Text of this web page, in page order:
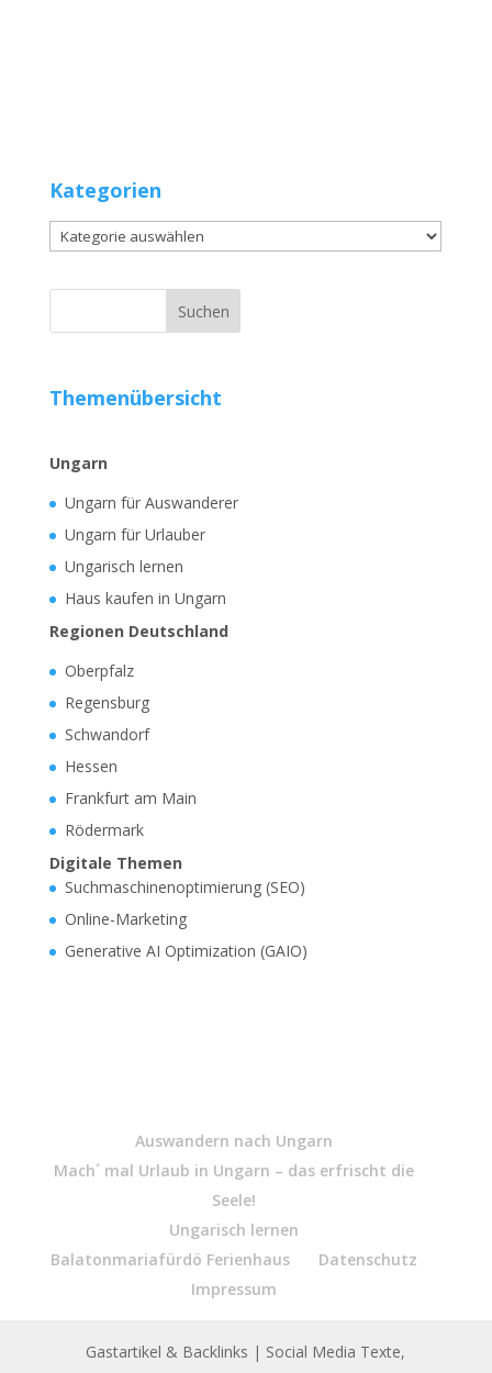
Kategorien
Kategorien
Themenübersicht
Ungarn
Ungarn für Auswanderer
Ungarn für Urlauber
Ungarisch lernen
Haus kaufen in Ungarn
Regionen Deutschland
Oberpfalz
Regensburg
Schwandorf
Hessen
Frankfurt am Main
Rödermark
Digitale Themen
Suchmaschinenoptimierung (SEO)
Online-Marketing
Generative AI Optimization (GAIO)
Auswandern nach Ungarn
Mach´ mal Urlaub in Ungarn – das erfrischt die
Seele!
Ungarisch lernen
Balatonmariafürdö Ferienhaus
Datenschutz
Impressum
Gastartikel & Backlinks | Social Media Texte,